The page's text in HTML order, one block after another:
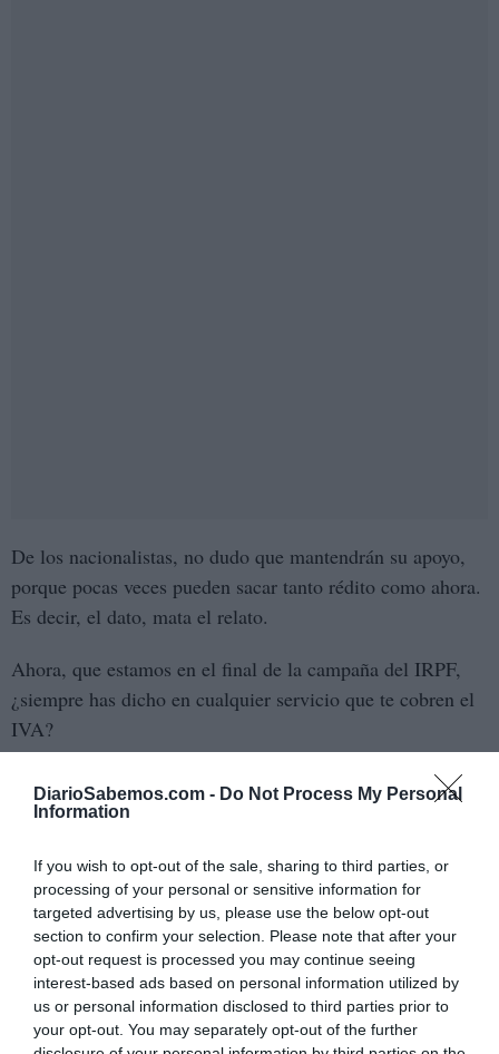
DiarioSabemos.com - Do Not Process My Personal
Information
If you wish to opt-out of the sale, sharing to third parties, or
processing of your personal or sensitive information for
targeted advertising by us, please use the below opt-out
section to confirm your selection. Please note that after your
opt-out request is processed you may continue seeing
interest-based ads based on personal information utilized by
us or personal information disclosed to third parties prior to
your opt-out. You may separately opt-out of the further
De los nacionalistas, no dudo que mantendrán su apoyo,
porque pocas veces pueden sacar tanto rédito como ahora.
Es decir, el dato, mata el relato.
Ahora, que estamos en el final de la campaña del IRPF,
¿siempre has dicho en cualquier servicio que te cobren el
IVA?
La realidad es que en el resto de Europa, a los españoles
se nos conoce por ser su terraza de copas baratas, y por
las cosas diferentes… ¿Qué consultor no se ha marcado un
Begoña en alguna institución educativa? O un ¿González
Amador? Si, a escala más reducida, a la que le daba.
Entiendo que estés esperando al crack del 2027 para
mover ficha, y decir o hacer algo, para reformar una
parodia llamada Constitución del 78, para que los que se